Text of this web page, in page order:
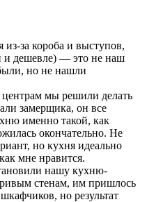
из-за короба и выступов,
и дешевле) — это не наш
но не нашли
мы решили делать
замерщика, он все
именно такой, как
окончательно. Не
но кухня идеально
мне нравится.
нашу кухню-
стенам, им пришлось
но результат